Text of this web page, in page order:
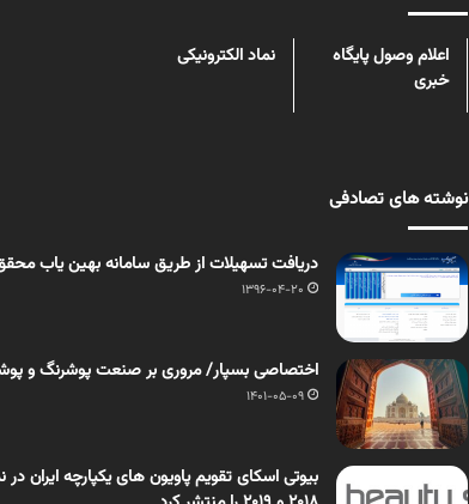
اعلام وصول پایگاه
خبری
نماد الکترونیکی
نوشته های تصادفی
دریافت تسهیلات از طریق سامانه بهین یاب
1396-04-20
اختصاصی بسپار/ مروری بر صنعت پوشرنگ و
1401-05-09
بیوتی اسکای تقویم پاویون های یکپارچه ایران